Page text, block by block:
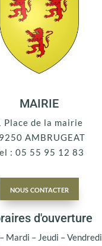
MAIRIE
Place de la mairie
AMBRUGEAT
: 05 55 95 12 83
nous contacter
d'ouverture
Mardi – Jeudi – Vendredi